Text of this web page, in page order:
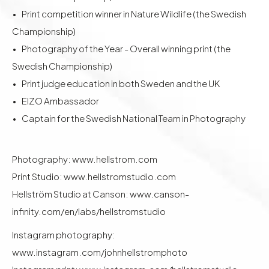
• Print competition winner in Nature Wildlife (the Swedish
Championship)
• Photography of the Year - Overall winning print (the
Swedish Championship)
• Print judge education in both Sweden and the UK
• EIZO Ambassador
• Captain for the Swedish National Team in Photography
Photography: www.hellstrom.com
Print Studio: www.hellstromstudio.com
Hellström Studio at Canson: www.canson-
infinity.com/en/labs/hellstromstudio
Instagram photography:
www.instagram.com/johnhellstromphoto